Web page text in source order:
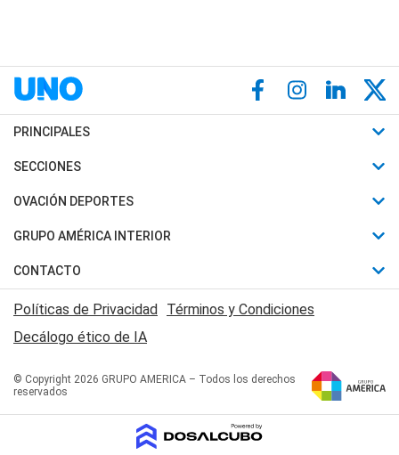
PRINCIPALES
Últimas Noticias
Política
Judiciales
Economia
SECCIONES
Horóscopo
Motores
Trucos caseros
Series y Películas
Edictos y Solicitadas
OVACIÓN DEPORTES
Fútbol
Mundial
Automovilismo
Rugby
Básquet
GRUPO AMÉRICA INTERIOR
Canal 7 en Vivo
San Juan 8
CONTACTO
Acerca de Nosotros
Contactanos
Políticas de Privacidad Términos y Condiciones
Decálogo ético de IA
© Copyright 2026 GRUPO AMERICA – Todos los derechos
reservados